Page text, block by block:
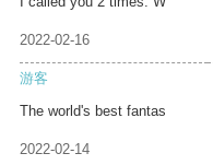
2022-02-16
游客
The world's best fantas
2022-02-14